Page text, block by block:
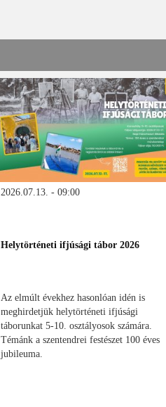
2026.07.13. - 09:00
Helytörténeti ifjúsági tábor 2026
Az elmúlt évekhez hasonlóan idén is
meghirdetjük helytörténeti ifjúsági
táborunkat 5-10. osztályosok számára.
Témánk a szentendrei festészet 100 éves
jubileuma.